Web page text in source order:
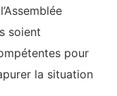
soient
pour
la situation